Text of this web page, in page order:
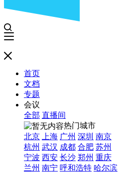
首页
文档
专题
会议
全部 直播间
热门城市
北京
上海 广州 深圳 南京
杭州 武汉 成都 合肥 苏州
宁波 西安 长沙 郑州 重庆
兰州 南宁 呼和浩特 哈尔滨